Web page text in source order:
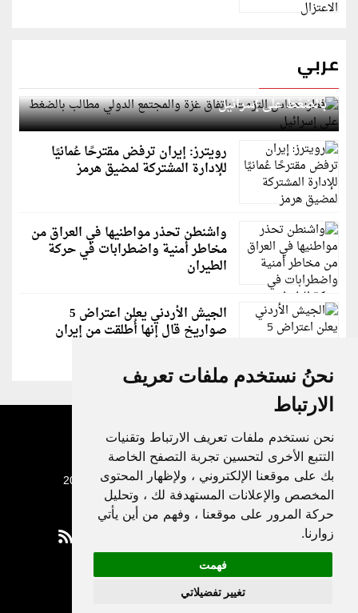
نحنُ نستخدم ملفات تعريف
الارتباط
نحن نستخدم ملفات تعريف الارتباط وتقنيات
التتبع الأخرى لتحسين تجربة التصفح الخاصة
بك على موقعنا الإلكتروني ، ولإظهار المحتوى
المخصص والإعلانات المستهدفة لك ، وتحليل
حركة المرور على موقعنا ، وفهم من أين يأتي
زوارنا.
فهمت
تغيير تفضيلاتي
عربي
قطر: حماس التزمت باتفاق غزة والمجتمع الدولي مطالب
بالضغط على إسرائيل
رويترز: إيران ترفض مقترحًا عُمانيًا
للإدارة المشتركة لمضيق هرمز
واشنطن تحذر مواطنيها في العراق من
مخاطر أمنية واضطرابات في حركة
الطيران
الجيش الأردني يعلن اعتراض 5
صواريخ قال إنها أُطلقت من إيران
جميع الحقوق محفوظة لدنيا الوطن © 2003 - 2022
Privacy Policy